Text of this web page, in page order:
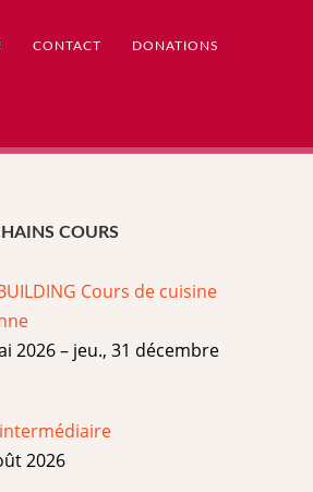
CONTACT DONATIONS
COURS
Cours de cuisine
2026 – jeu., 31 décembre
2026